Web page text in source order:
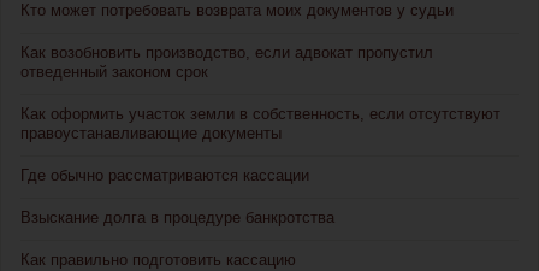
Кто может потребовать возврата моих документов у судьи
Как возобновить производство, если адвокат пропустил
отведенный законом срок
Как оформить участок земли в собственность, если отсутствуют
правоустанавливающие документы
Где обычно рассматриваются кассации
Взыскание долга в процедуре банкротства
Как правильно подготовить кассацию